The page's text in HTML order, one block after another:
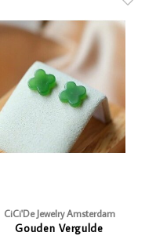
CiCi'De Jewelry Amsterdam
Gouden Vergulde